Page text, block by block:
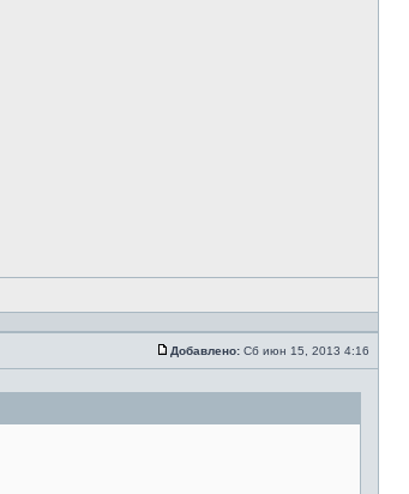
Добавлено: Сб июн 15, 2013 4:16